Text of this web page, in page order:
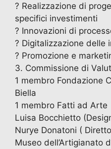
? Realizzazione di
specifici investimenti
? Innovazioni di
? Digitalizzazione delle
? Promozione e
3. Commissione di
1 membro Fondazione
Biella
1 membro Fatti ad Arte
Luisa Bocchietto
Nurye Donatoni (
Museo dell’Artigianato